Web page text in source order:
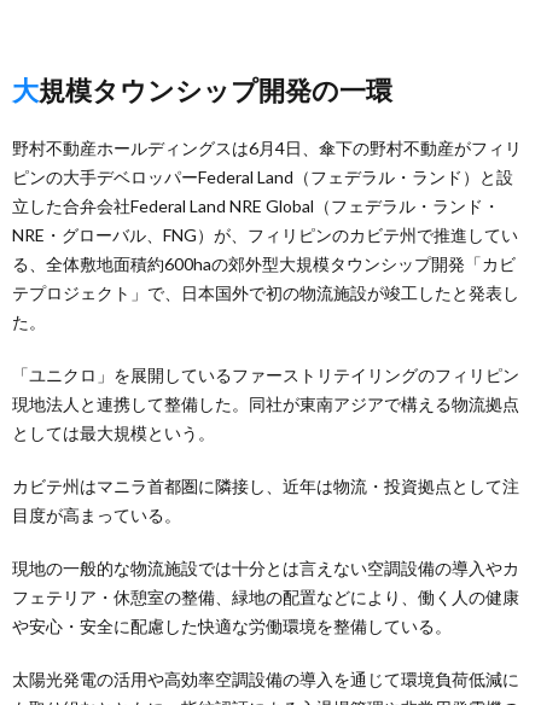
大規模タウンシップ開発の一環
野村不動産ホールディングスは6月4日、傘下の野村不動産がフィリ
ピンの大手デベロッパーFederal Land（フェデラル・ランド）と設
立した合弁会社Federal Land NRE Global（フェデラル・ランド・
NRE・グローバル、FNG）が、フィリピンのカビテ州で推進してい
る、全体敷地面積約600haの郊外型大規模タウンシップ開発「カビ
テプロジェクト」で、日本国外で初の物流施設が竣工したと発表し
た。
「ユニクロ」を展開しているファーストリテイリングのフィリピン
現地法人と連携して整備した。同社が東南アジアで構える物流拠点
としては最大規模という。
カビテ州はマニラ首都圏に隣接し、近年は物流・投資拠点として注
目度が高まっている。
現地の一般的な物流施設では十分とは言えない空調設備の導入やカ
フェテリア・休憩室の整備、緑地の配置などにより、働く人の健康
や安心・安全に配慮した快適な労働環境を整備している。
太陽光発電の活用や高効率空調設備の導入を通じて環境負荷低減に